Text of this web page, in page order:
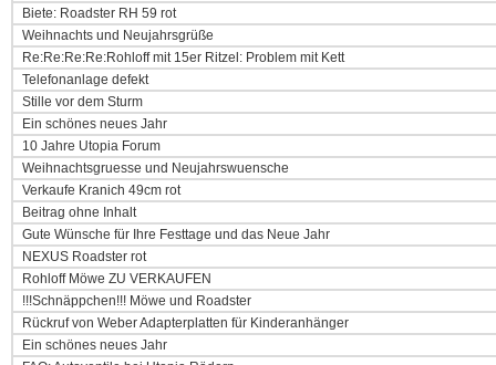
Biete: Roadster RH 59 rot
Weihnachts und Neujahrsgrüße
Re:Re:Re:Re:Rohloff mit 15er Ritzel: Problem mit Kett
Telefonanlage defekt
Stille vor dem Sturm
Ein schönes neues Jahr
10 Jahre Utopia Forum
Weihnachtsgruesse und Neujahrswuensche
Verkaufe Kranich 49cm rot
Beitrag ohne Inhalt
Gute Wünsche für Ihre Festtage und das Neue Jahr
NEXUS Roadster rot
Rohloff Möwe ZU VERKAUFEN
!!!Schnäppchen!!! Möwe und Roadster
Rückruf von Weber Adapterplatten für Kinderanhänger
Ein schönes neues Jahr